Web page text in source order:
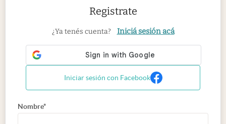
Registrate
¿Ya tenés cuenta? Iniciá sesión acá
Iniciar sesión con Facebook
Nombre*